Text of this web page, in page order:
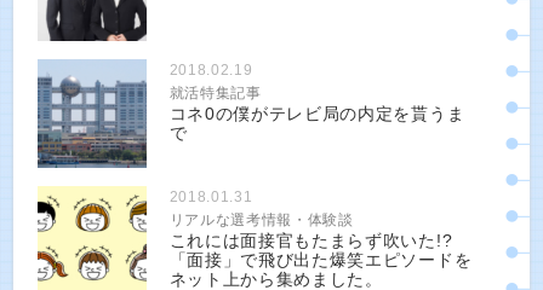
2018.02.19
就活特集記事
コネ0の僕がテレビ局の内定を貰うま
で
2018.01.31
リアルな選考情報・体験談
これには面接官もたまらず吹いた!?
「面接」で飛び出た爆笑エピソードを
ネット上から集めました。